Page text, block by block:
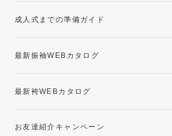
成人式までの準備ガイド
最新振袖WEBカタログ
最新袴WEBカタログ
お友達紹介キャンペーン